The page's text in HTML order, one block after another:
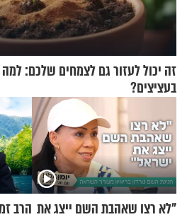
זה יכול לעזור גם לצמחים שלכם: למה
בעציצים?
"לא רצו שאהבת השם ייצג את הרב